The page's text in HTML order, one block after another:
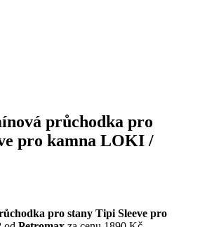
průchodka pro
pro kamna LOKI /
pro stany Tipi Sleeve pro